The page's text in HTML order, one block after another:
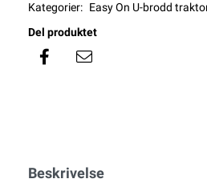
Kategorier: Easy On U-brodd
Del produktet
Beskrivelse